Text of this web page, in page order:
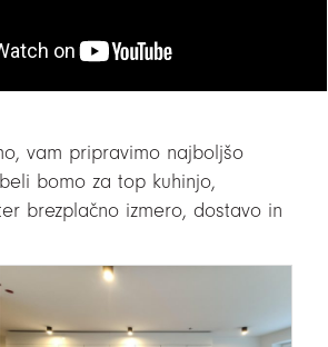
vam pripravimo najboljšo
bomo za top kuhinjo,
brezplačno izmero, dostavo in